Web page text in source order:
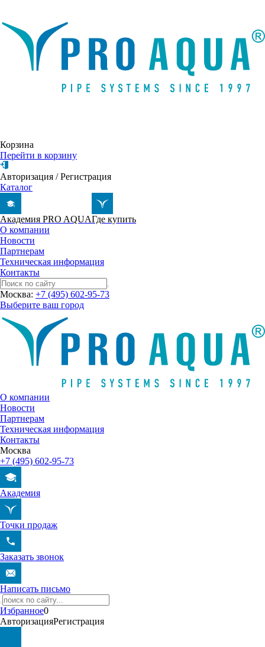
Корзина
Перейти в корзину
Авторизация /Регистрация
Каталог
Академия PRO AQUAГде купить
О компании
Новости
Партнерам
Техническая информация
Контакты
Москва: +7 (495) 602-95-73
Выберите ваш город
О компании
Новости
Партнерам
Техническая информация
Контакты
Москва
+7 (495) 602-95-73
Академия
Точки продаж
Заказать звонок
Написать письмо
Избранное0
АвторизацияРегистрация